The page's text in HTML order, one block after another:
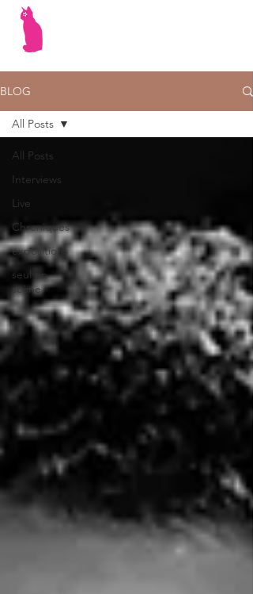
BLOG
All Posts
Interviews
Live
Chroniques
expositions
seul en
scène
All Posts